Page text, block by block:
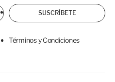
SUSCRÍBETE
Términos y Condiciones